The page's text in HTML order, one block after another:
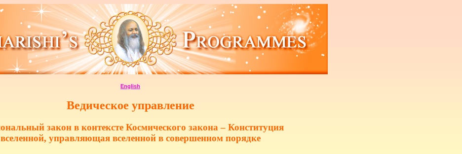
English
Ведическое управление
закон в контексте Космического закона – Конституция
вселенной, управляющая вселенной в совершенном порядке